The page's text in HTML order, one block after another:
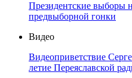
Президентские выборы
предвыборной гонки
Видео
Видеоприветствие
летие Переяславской